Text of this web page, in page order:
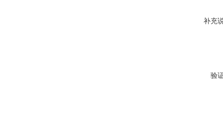
补充
验